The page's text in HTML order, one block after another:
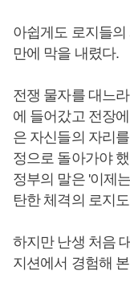
아쉽게도 로지들의
만에 막을 내렸다.
전쟁 물자를 대느
에 들어갔고 전장
은 자신들의 자리
정으로 돌아가야
정부의 말은 '이제
탄한 체격의 로지
하지만 난생 처음
지션에서 경험해